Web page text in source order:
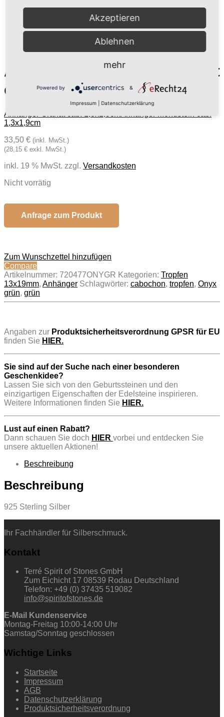
Anhänger Onyx grün gefärft
cab. 1,3×1,9cm
Anhänger Granat cab. 1,3x1,9cm
1,3x1,9cm
33,50 € (inkl. MwSt.)
(28,15 € exkl. MwSt.)
inkl. 19 % MwSt. zzgl. Versandkosten
Nicht vorrätig
Anfrage zum Produkt
Zum Wunschzettel hinzufügen
Compare
Artikelnummer: 720477ONYGR Kategorien: Tropfen
13x19mm, Anhänger Schlagwörter: cabochon, tropfen, Onyx
grün, grün
Angaben zur Produktsicherheitsverordnung GPSR für EU
finden Sie HIER.
Sie sind auf der Suche nach einer besonderen
Geschenkidee?
Lassen Sie sich von den Geburtssteinen und den
einzigartigen Eigenschaften der Edelsteine inspirieren.
Weitere Informationen finden Sie HIER.
Lust auf einen Rabatt?
Dann schauen Sie doch HIER vorbei und entdecken Sie
unsere aktuellen Aktionen!
Beschreibung
Beschreibung
925 Sterling Silber
Ihr Fachhändler für Silberschmuck.
Kontakt
Terré Spirit of Stones GmbH
Zum Eichicht 17 08539 Rodau Deutschland
Telefon: +49 (0) 37435 519082
info@spiritofstones.de
E-Mail Kundenservice
Montag-Freitag 10:00-14:00 Uhr
Samstag/Sonntag geschlossen
Wichtige Links
Startseite
Impressum
AGB
Datenschutzerklärung
Produktsicherheitsverordnung
Akzeptieren
Ablehnen
mehr
Powered by &
Impressum Datenschutzerklärung